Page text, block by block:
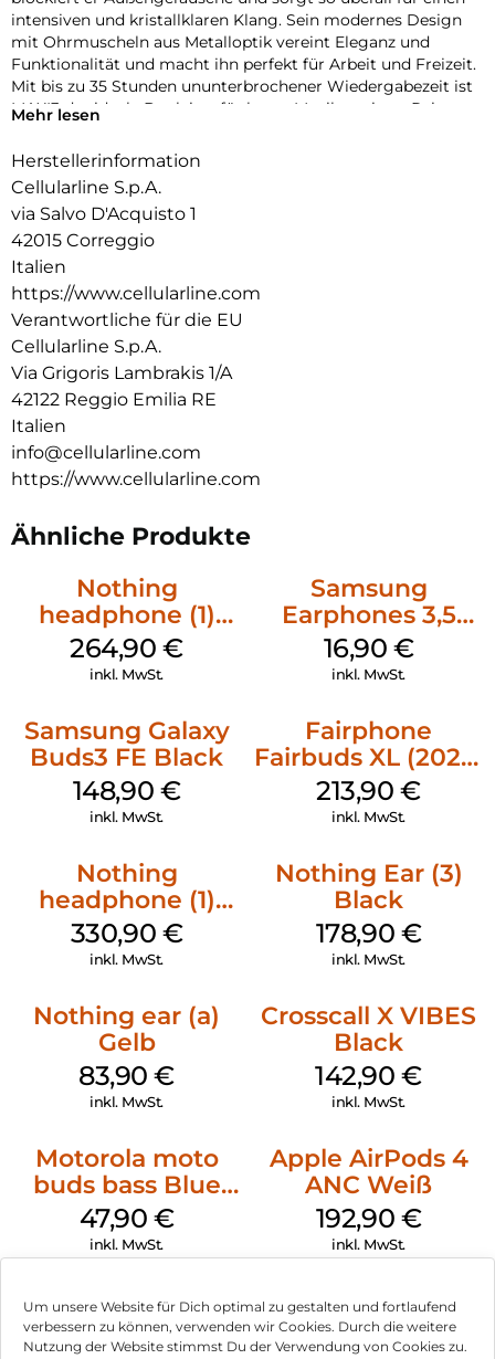
Um unsere Website für Dich optimal zu gestalten und fortlaufend
verbessern zu können, verwenden wir Cookies. Durch die weitere
Nutzung der Website stimmst Du der Verwendung von Cookies zu.
intensiven und kristallklaren Klang. Sein modernes Design
mit Ohrmuscheln aus Metalloptik vereint Eleganz und
Funktionalität und macht ihn perfekt für Arbeit und Freizeit.
Mit bis zu 35 Stunden ununterbrochener Wiedergabezeit ist
MAXI3 der ideale Begleiter für lange Musiksessions, Reisen
Ohrmuscheln und der weich gepolsterte Kopfbügel sorgen
mit allen Bluetooth-Geräten kompatibel und wird mit USB-
C- und 3,5-mm-Klinkenkabeln für kabelgebundene
Verbindungen geliefert. MAXI3 ist die clevere Wahl für alle,
die Premium-Qualität zu einem erschwinglichen Preis
suchen.
Mehr lesen
Herstellerinformation
Cellularline S.p.A.
via Salvo D'Acquisto 1
42015 Correggio
Italien
https://www.cellularline.com
Verantwortliche für die EU
Cellularline S.p.A.
Via Grigoris Lambrakis 1/A
42122 Reggio Emilia RE
Italien
info@cellularline.com
https://www.cellularline.com
Ähnliche Produkte
Nothing
headphone (1)
Weiß
264,90€
inkl. MwSt.
Samsung
Earphones 3,5
mm Schwarz
16,90 €
inkl. MwSt.
Samsung Galaxy
Buds3 FE Black
148,90 €
inkl. MwSt.
Fairphone
Fairbuds XL (2025)
Forest Green
213,90€
inkl. MwSt.
Nothing
headphone (1)
Schwarz
330,90 €
inkl. MwSt.
Nothing Ear (3)
Black
178,90 €
inkl. MwSt.
Nothing ear (a)
Gelb
83,90€
inkl. MwSt.
Crosscall X VIBES
Black
142,90€
inkl. MwSt.
Motorola moto
buds bass Blue
Jewel
47,90 €
inkl. MwSt.
Apple AirPods 4
ANC Weiß
192,90 €
inkl. MwSt.